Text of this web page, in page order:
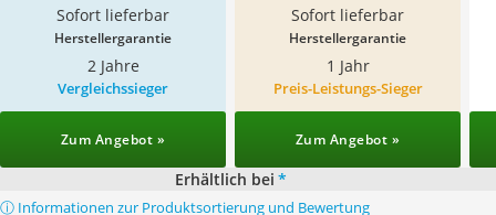
Sofort lieferbar Sofort lieferbar
Herstellergarantie
2 Jahre
Herstellergarantie
1 Jahr
Vergleichssieger
Zum Angebot »
Preis-Leistungs-Sieger
Zum Angebot »
Erhältlich bei *
ⓘ Informationen zur Produktsortierung und Bewertung